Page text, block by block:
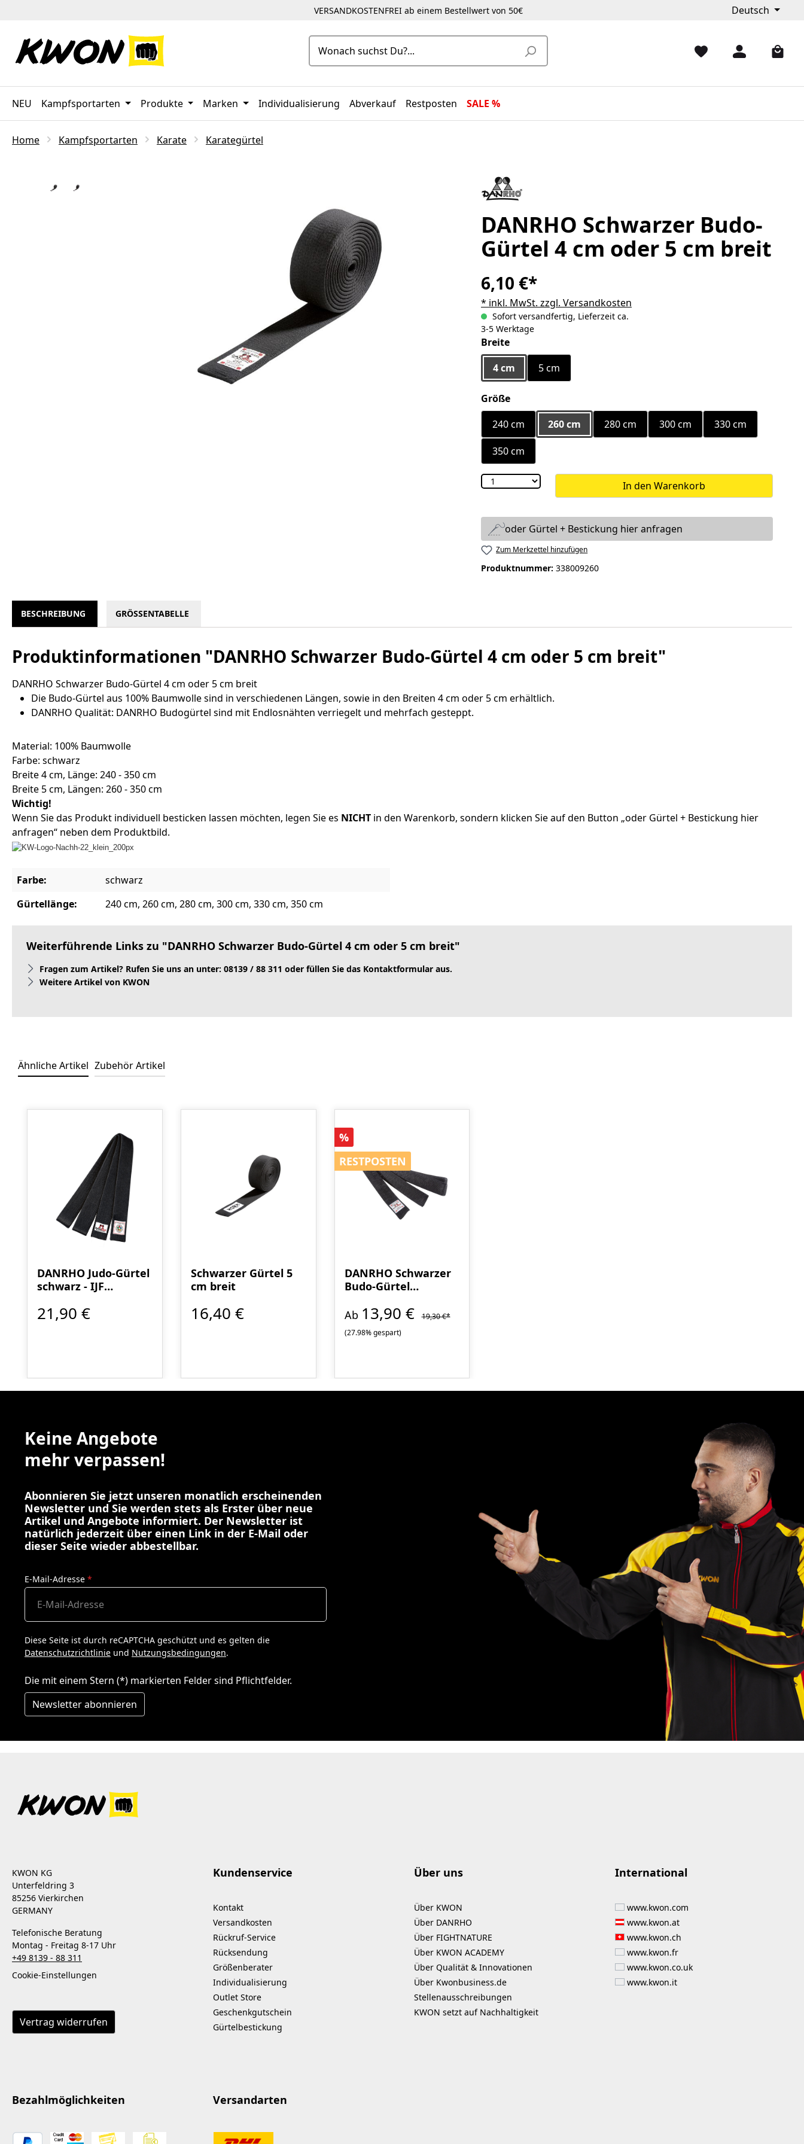
VERSANDKOSTENFREI ab einem Bestellwert von 50€ Deutsch
NEU Kampfsportarten Produkte Marken Individualisierung Abverkauf Restposten SALE %
Home Kampfsportarten Karate Karategürtel
DANRHO Schwarzer Budo-
Gürtel 4 cm oder 5 cm breit
6,10 €*
* inkl. MwSt. zzgl. Versandkosten
Sofort versandfertig, Lieferzeit ca.
3-5 Werktage
Breiteauswählen
4 cm
5 cm
Größeauswählen
240 cm
260 cm 280 cm 300 cm 330 cm
350 cm
In den Warenkorb
oder Gürtel + Bestickung hier anfragen
Zum Merkzettel hinzufügen
Produktnummer: 338009260
BESCHREIBUNG GRÖSSENTABELLE
Produktinformationen "DANRHO Schwarzer Budo-Gürtel 4 cm oder 5 cm breit"
DANRHO Schwarzer Budo-Gürtel 4 cm oder 5 cm breit
Die Budo-Gürtel aus 100% Baumwolle sind in verschiedenen Längen, sowie in den Breiten 4 cm oder 5 cm erhältlich.
DANRHO Qualität: DANRHO Budogürtel sind mit Endlosnähten verriegelt und mehrfach gesteppt.
Material: 100% Baumwolle
Farbe: schwarz
Breite 4 cm, Länge: 240 - 350 cm
Breite 5 cm, Längen: 260 - 350 cm
Wichtig!
Wenn Sie das Produkt individuell besticken lassen möchten, legen Sie es NICHT in den Warenkorb, sondern klicken Sie auf den Button „oder Gürtel + Bestickung hier
anfragen“ neben dem Produktbild.
Farbe:
schwarz
Gürtellänge:
240 cm, 260 cm, 280 cm, 300 cm, 330 cm, 350 cm
Weiterführende Links zu "DANRHO Schwarzer Budo-Gürtel 4 cm oder 5 cm breit"
Fragen zum Artikel? Rufen Sie uns an unter: 08139 / 88 311 oder füllen Sie das Kontaktformular aus.
Weitere Artikel von KWON
Ähnliche Artikel Zubehör Artikel
DANRHO Judo-Gürtel
schwarz - IJF
21,90 €
Schwarzer Gürtel 5
cm breit
16,40 €
Rabatt
%
RESTPOSTEN
RESTPOSTEN
DANRHO Schwarzer
Budo-Gürtel
oder 5 cm breit
Ab 13,90 €
19,30 €*
(27.98% gespart)
Keine Angebote
mehr verpassen!
Abonnieren Sie jetzt unseren monatlich erscheinenden
Newsletter und Sie werden stets als Erster über neue
Artikel und Angebote informiert. Der Newsletter ist
natürlich jederzeit über einen Link in der E-Mail oder
dieser Seite wieder abbestellbar.
E-Mail-Adresse *
Diese Seite ist durch reCAPTCHA geschützt und es gelten die
Datenschutzrichtlinie und Nutzungsbedingungen.
Die mit einem Stern (*) markierten Felder sind Pflichtfelder.
Newsletter abonnieren
KWON KG
Unterfeldring 3
85256 Vierkirchen
GERMANY
Telefonische Beratung
Montag - Freitag 8-17 Uhr
+49 8139 - 88 311
Cookie-Einstellungen
Vertrag widerrufen
Kundenservice
Kontakt
Versandkosten
Rückruf-Service
Rücksendung
Größenberater
Individualisierung
Outlet Store
Geschenkgutschein
Gürtelbestickung
Über uns
Über KWON
Über DANRHO
Über FIGHTNATURE
Über KWON ACADEMY
Über Qualität & Innovationen
Über Kwonbusiness.de
Stellenausschreibungen
KWON setzt auf Nachhaltigkeit
International
www.kwon.com
www.kwon.at
www.kwon.ch
www.kwon.fr
www.kwon.co.uk
www.kwon.it
Bezahlmöglichkeiten Versandarten